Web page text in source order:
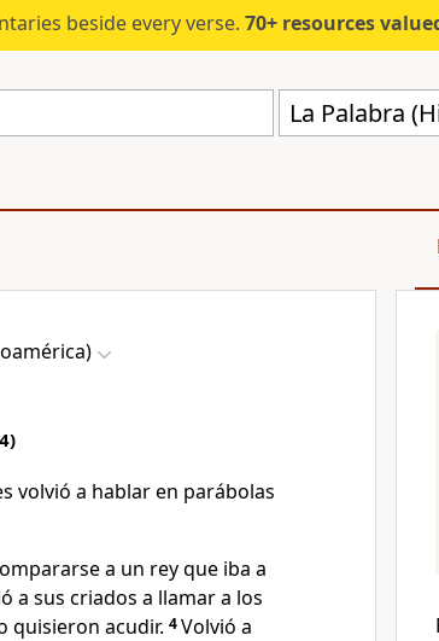
beside every verse. 70+ resources valued at
La Palabra
volvió a hablar en parábolas
a un rey que iba a
a sus criados a llamar a los
quisieron acudir. 4Volvió a